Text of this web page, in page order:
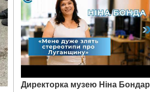
Директорка музею Ніна Бондар